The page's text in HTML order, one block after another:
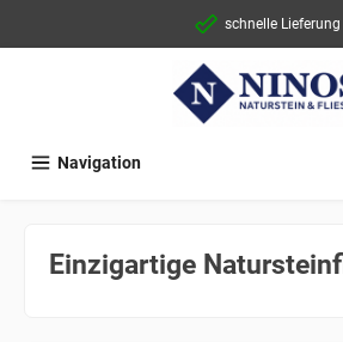
schnelle Lieferung
Navigation
Einzigartige